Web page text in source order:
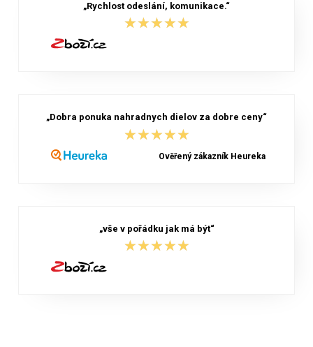
„Rychlost odeslání, komunikace.“
★★★★★
★★★★★
„Dobra ponuka nahradnych dielov za dobre ceny“
★★★★★
★★★★★
Ověřený zákazník Heureka
„vše v pořádku jak má být“
★★★★★
★★★★★